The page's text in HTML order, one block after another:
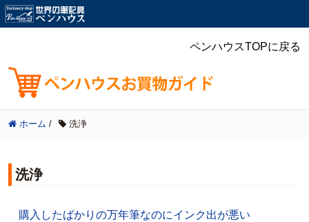
ペンハウスTOPに戻る
ホーム / 洗浄
洗浄
購入したばかりの万年筆なのにインク出が悪い